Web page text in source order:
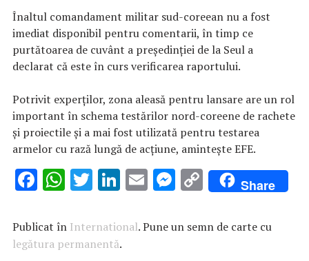
Înaltul comandament militar sud-coreean nu a fost
imediat disponibil pentru comentarii, în timp ce
purtătoarea de cuvânt a preşedinţiei de la Seul a
declarat că este în curs verificarea raportului.
Potrivit experţilor, zona aleasă pentru lansare are un rol
important în schema testărilor nord-coreene de rachete
şi proiectile şi a mai fost utilizată pentru testarea
armelor cu rază lungă de acţiune, aminteşte EFE.
F
e
b
W
at
s
T
it
te
Li
k
e
E
ai
M
se
C
o
p
Share
Publicat în International. Pune un semn de carte cu
legătura permanentă.